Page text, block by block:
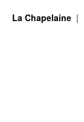
La Chapelaine